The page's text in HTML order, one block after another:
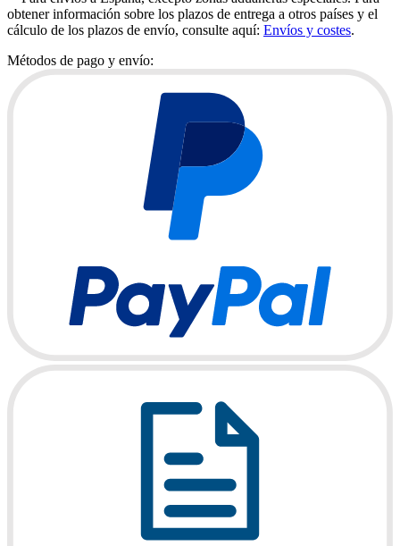
obtener información sobre los plazos de entrega a otros países y el
cálculo de los plazos de envío, consulte aquí: Envíos y costes.
Métodos de pago y envío: